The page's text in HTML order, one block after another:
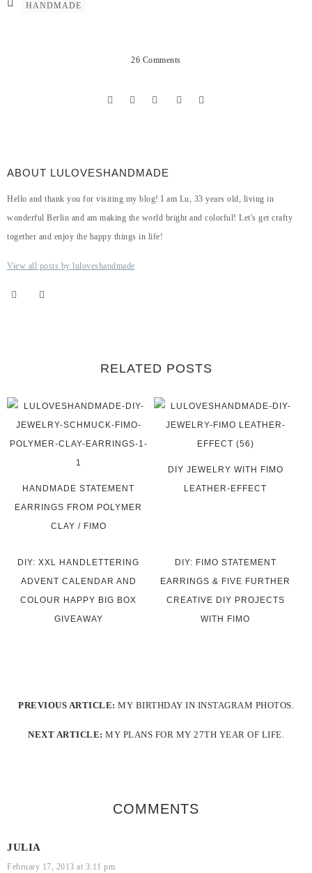
HANDMADE
26 Comments
ABOUT LULOVESHANDMADE
Hello and thank you for visiting my blog! I am Lu, 33 years old, living in
wonderful Berlin and am making the world bright and colorful! Let's get crafty
together and enjoy the happy things in life!
View all posts by luloveshandmade
RELATED POSTS
HANDMADE STATEMENT
EARRINGS FROM POLYMER
CLAY / FIMO
DIY JEWELRY WITH FIMO
LEATHER-EFFECT
DIY: XXL HANDLETTERING
ADVENT CALENDAR AND
COLOUR HAPPY BIG BOX
GIVEAWAY
DIY: FIMO STATEMENT
EARRINGS & FIVE FURTHER
CREATIVE DIY PROJECTS
WITH FIMO
PREVIOUS ARTICLE: MY BIRTHDAY IN INSTAGRAM PHOTOS.
NEXT ARTICLE: MY PLANS FOR MY 27TH YEAR OF LIFE.
COMMENTS
JULIA
February 17, 2013 at 3:11 pm